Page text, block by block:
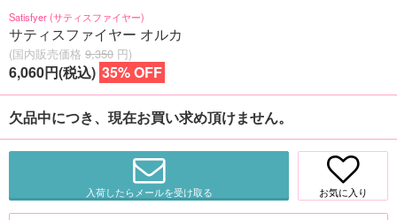
Satisfyer (サティスファイヤー)
サティスファイヤー オルカ
(国内販売価格 9,350 円)
6,060円(税込) 35% OFF
欠品中につき、現在お買い求め頂けません。
入荷したらメールを受け取る お気に入り